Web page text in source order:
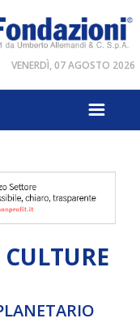
VENERDÌ, 07 AGOSTO 2026